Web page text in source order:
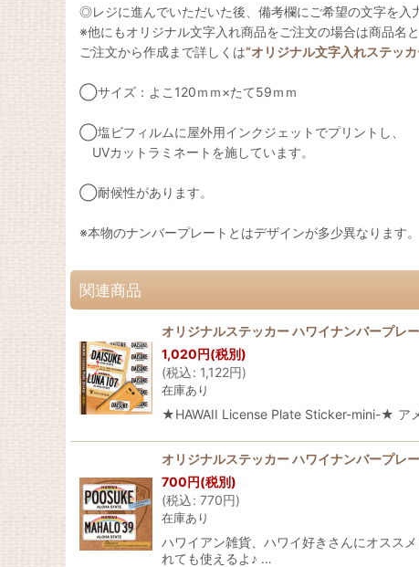
◎レジに進んでいただいた後、備考欄にご希望の文字を入
※他にもオリジナル文字入れ商品をご注文の場合は商品名
ご注文から作成まで詳しくは“オリジナル文字入れステッ
◯サイズ：よこ120ｍｍ×たて59ｍｍ
◯塩ビフィルムに屋外用インクジェットでプリントし、
UVカットラミネートを施しています。
◯耐候性があります。
※本物のナンバープレートとはデザインが多少異なります。
関連商品
オリジナルステッカー ハワイナンバープレ
1,020円(税別)
(税込: 1,122円)
在庫あり
★HAWAII License Plate Sticker-mini-★ ア
オリジナルステッカー ハワイナンバープレ
700円(税別)
(税込: 770円)
在庫あり
ハワイアン雑貨、ハワイ好きさんにオスス
れても使えるよ♪ …